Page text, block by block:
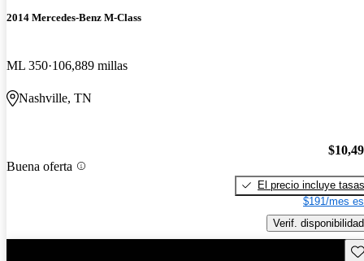
2014 Mercedes-Benz M-Class
ML 350 106,889 millas
Nashville, TN
Buena oferta
El precio incluye tasas
$191/mes
Verif. disponibilidad